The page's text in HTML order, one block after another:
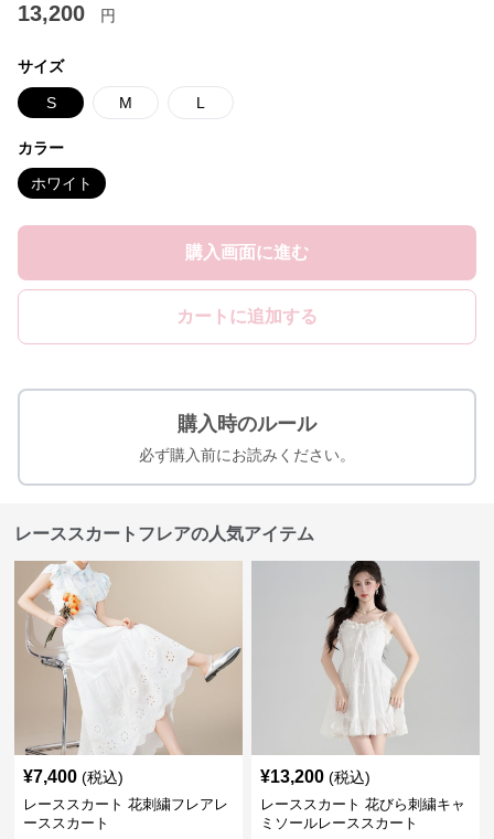
13,200 円
サイズ
S M L
カラー
ホワイト
購入画面に進む
カートに追加する
購入時のルール
必ず購入前にお読みください。
レーススカートフレアの人気アイテム
¥7,400 (税込)
レーススカート 花刺繍フレアレ
ーススカート
¥13,200 (税込)
レーススカート 花びら刺繍キャ
ミソールレーススカート